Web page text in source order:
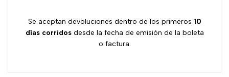
Se aceptan devoluciones dentro de los primeros 10
días corridosdesde la fecha de emisión de la boleta
o factura.